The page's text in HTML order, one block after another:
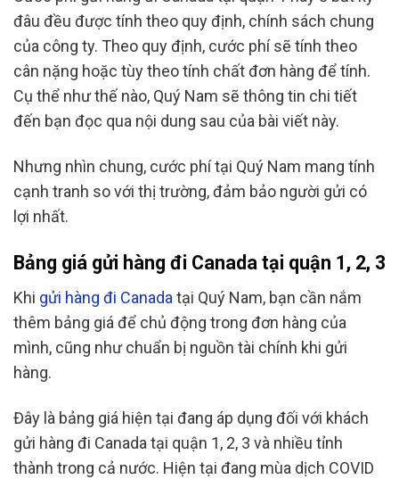
đâu đều được tính theo quy định, chính sách chung
của công ty. Theo quy định, cước phí sẽ tính theo
cân nặng hoặc tùy theo tính chất đơn hàng để tính.
Cụ thể như thế nào, Quý Nam sẽ thông tin chi tiết
đến bạn đọc qua nội dung sau của bài viết này.
Nhưng nhìn chung, cước phí tại Quý Nam mang tính
cạnh tranh so với thị trường, đảm bảo người gửi có
lợi nhất.
Bảng giá gửi hàng đi Canada tại quận 1, 2, 3
Khi gửi hàng đi Canada tại Quý Nam, bạn cần nắm
thêm bảng giá để chủ động trong đơn hàng của
mình, cũng như chuẩn bị nguồn tài chính khi gửi
hàng.
Đây là bảng giá hiện tại đang áp dụng đối với khách
gửi hàng đi Canada tại quận 1, 2, 3 và nhiều tỉnh
thành trong cả nước. Hiện tại đang mùa dịch COVID